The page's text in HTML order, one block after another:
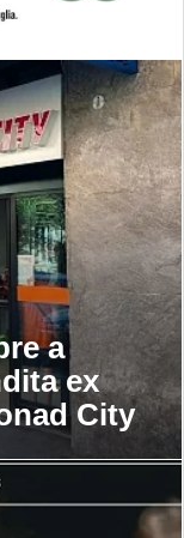
a
ex
City